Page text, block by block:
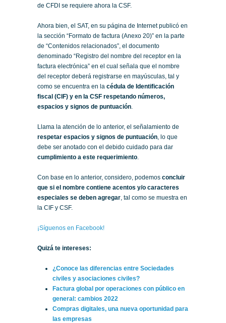
de CFDI se requiere ahora la CSF.
Ahora bien, el SAT, en su página de Internet publicó en
la sección “Formato de factura (Anexo 20)” en la parte
de “Contenidos relacionados”, el documento
denominado “Registro del nombre del receptor en la
factura electrónica” en el cual señala que el nombre
del receptor deberá registrarse en mayúsculas, tal y
como se encuentra en la cédula de Identificación
fiscal (CIF) y en la CSF respetando números,
espacios y signos de puntuación.
Llama la atención de lo anterior, el señalamiento de
respetar espacios y signos de puntuación, lo que
debe ser anotado con el debido cuidado para dar
cumplimiento a este requerimiento.
Con base en lo anterior, considero, podemos concluir
que si el nombre contiene acentos y/o caracteres
especiales se deben agregar, tal como se muestra en
la CIF y CSF.
¡Síguenos en Facebook!
Quizá te intereses:
¿Conoce las diferencias entre Sociedades
civiles y asociaciones civiles?
Factura global por operaciones con público en
general: cambios 2022
Compras digitales, una nueva oportunidad para
las empresas